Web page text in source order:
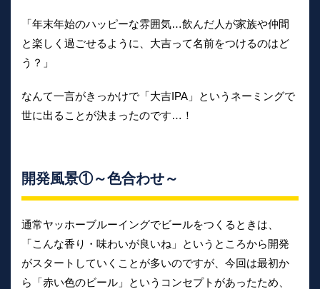
「年末年始のハッピーな雰囲気…飲んだ人が家族や仲間
と楽しく過ごせるように、大吉って名前をつけるのはど
う？」
なんて一言がきっかけで「大吉IPA」というネーミングで
世に出ることが決まったのです…！
開発風景①～色合わせ～
通常ヤッホーブルーイングでビールをつくるときは、
「こんな香り・味わいが良いね」というところから開発
がスタートしていくことが多いのですが、今回は最初か
ら「赤い色のビール」というコンセプトがあったため、